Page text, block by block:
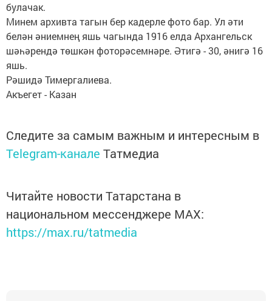
булачак.
Минем архивта тагын бер кадерле фото бар. Ул әти
белән әниемнең яшь чагында 1916 елда Архангельск
шәһәрендә төшкән фоторәсемнәре. Әтигә - 30, әнигә 16
яшь.
Рәшидә Тимергалиева.
Акъегет - Казан
Следите за самым важным и интересным в
Telegram-канале Татмедиа
Читайте новости Татарстана в
национальном мессенджере MАХ:
https://max.ru/tatmedia